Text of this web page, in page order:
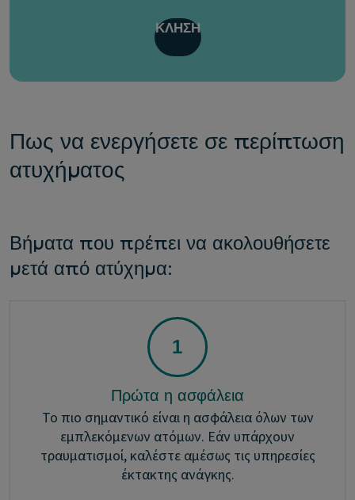
ΚΛΗΣΗ
Πως να ενεργήσετε σε περίπτωση
ατυχήματος
Βήματα που πρέπει να ακολουθήσετε
μετά από ατύχημα:
Πρώτα η ασφάλεια
Το πιο σημαντικό είναι η ασφάλεια όλων των
εμπλεκόμενων ατόμων. Εάν υπάρχουν
τραυματισμοί, καλέστε αμέσως τις υπηρεσίες
έκτακτης ανάγκης.